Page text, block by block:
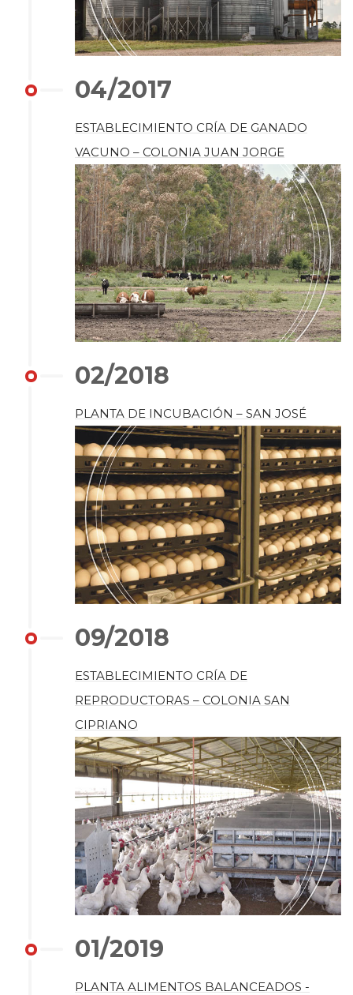
04/2017
ESTABLECIMIENTO CRÍA DE GANADO
VACUNO – COLONIA JUAN JORGE
02/2018
PLANTA DE INCUBACIÓN – SAN JOSÉ
09/2018
ESTABLECIMIENTO CRÍA DE
REPRODUCTORAS – COLONIA SAN
CIPRIANO
01/2019
PLANTA ALIMENTOS BALANCEADOS -